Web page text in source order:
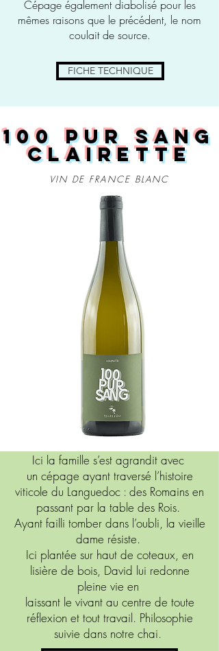
Cépage également diabolisé pour les
mêmes raisons que le précédent, le nom
coulait de source.
FICHE TECHNIQUE
100 PUR SANG
CLAIRETTE
VIN DE FRANCE BLANC
Ici la famille s’est agrandit avec
un cépage ayant traversé l’histoire
viticole du Languedoc : des Romains en
passant par la table des Rois.
Ayant failli tomber dans l’oubli, la vieille
dame résiste.
Ici plantée sur haut de coteaux, en
lisière de bois, David lui redonne
pleine vie en
laissant le vivant au centre de toute
réflexion et tout travail. Philosophie
suivie dans notre chai.